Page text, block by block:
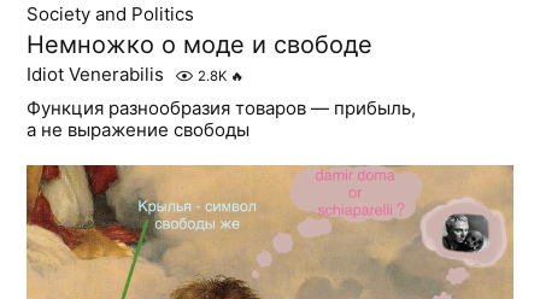
Society and Politics
Немножко о моде и свободе
Idiot Venerabilis 2.8K 🔥
Функция разнообразия товаров — прибыль,
а не выражение свободы